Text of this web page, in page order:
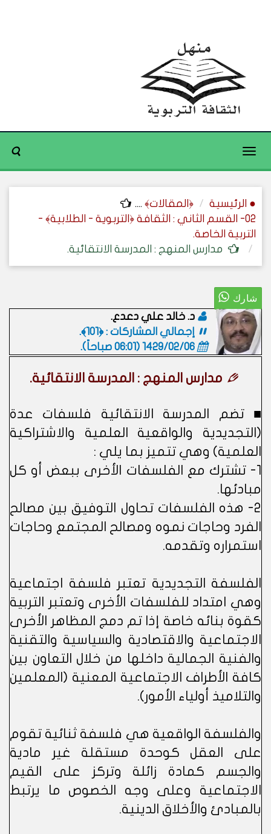
Toggle
● الرئيسية ﴿المقالات﴾ ....
02- القسم الثاني : الثقافة ﴿التربوية - الطلابية﴾ -
التربية الخاصة.
مدارس المنهج : المدرسة الانتقائية.
د. خالد علي دعدع.
إجمالي المشاركات : ﴿101﴾.
1429/02/06 (06:01 صباحاً)
.
مدارس المنهج : المدرسة الانتقائية.
■ تضم المدرسة الانتقائية فلسفات عدة
(التجديدية والواقعية العلمية والاشتراكية
العلمية) وهي تتميز بما يلي :
1- تشترك مع الفلسفات الأخرى ببعض أو كل
مبادئها.
2- هذه الفلسفات تحاول التوفيق بين مصالح
الفرد وحاجات نموه ومصالح المجتمع وحاجات
استمراره وتقدمه.
الفلسفة التجديدية تعتبر فلسفة اجتماعية
وهي امتداد للفلسفات الأخرى وتعتبر التربية
كقوة بنائه خاصة إذا تم دمج المظاهر الأخرى
الاجتماعية والاقتصادية والسياسية والتقنية
والفنية الجمالية داخلها من خلال التعاون بين
كافة الأطراف الاجتماعية المعنية (المعلمين
والتلاميذ أولياء الأمور).
والفلسفة الواقعية هي فلسفة ثنائية تقوم
على العقل كوحدة مستقلة غير مادية
والجسم كمادة زائلة وتركز على القيم
الاجتماعية وعلى وجه الخصوص ما يرتبط
بالمبادئ والأخلاق الدينية.